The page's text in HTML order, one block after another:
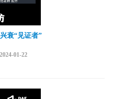
衰“见证者”
2024-01-22